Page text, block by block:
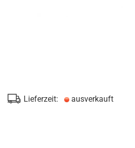
Lieferzeit: ausverkauft